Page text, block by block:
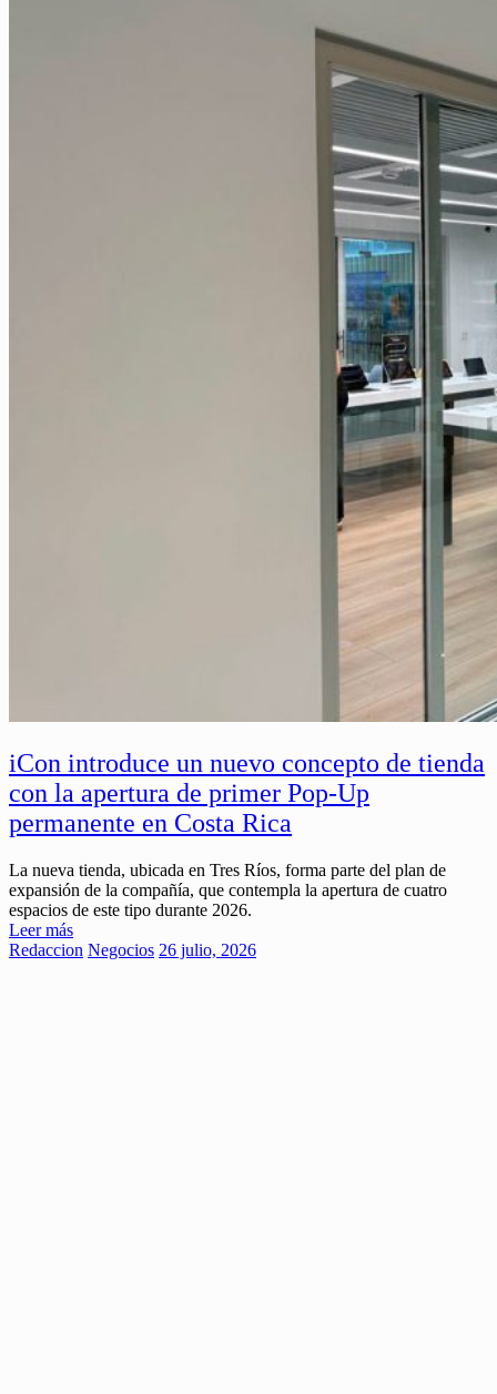
iCon introduce un nuevo concepto de tienda
con la apertura de primer Pop-Up
permanente en Costa Rica
La nueva tienda, ubicada en Tres Ríos, forma parte del plan de
expansión de la compañía, que contempla la apertura de cuatro
espacios de este tipo durante 2026.
Leer más
Redaccion Negocios 26 julio, 2026